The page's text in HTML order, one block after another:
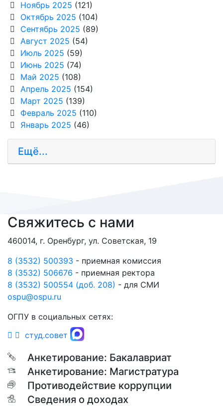
Ноябрь 2025 (121)
Октябрь 2025 (104)
Сентябрь 2025 (89)
Август 2025 (54)
Июль 2025 (59)
Июнь 2025 (74)
Май 2025 (108)
Апрель 2025 (154)
Март 2025 (139)
Февраль 2025 (110)
Январь 2025 (46)
Ещё...
Свяжитесь с нами
460014, г. Оренбург, ул. Советская, 19
8 (3532) 500393 - приемная комиссия
8 (3532) 506676 - приемная ректора
8 (3532) 500554 (доб. 208) - для СМИ
ospu@ospu.ru
ОГПУ в социальных сетях:
студ.совет
Анкетирование: Бакалавриат
Анкетирование: Магистратура
Противодействие коррупции
Сведения о доходах